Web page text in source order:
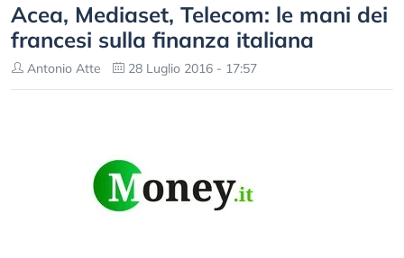
Acea, Mediaset, Telecom: le mani dei
francesi sulla finanza italiana
Antonio Atte 28 Luglio 2016 - 17:57